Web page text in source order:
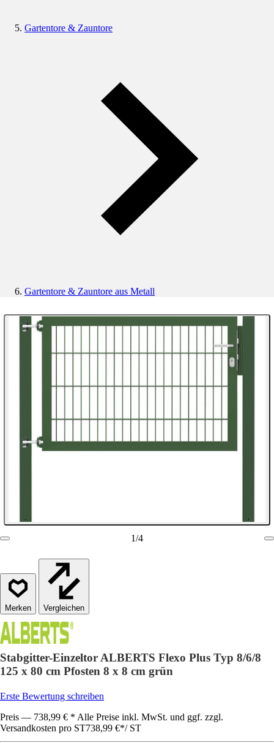
Gartentore & Zauntore
Gartentore & Zauntore aus Metall
1/4
Vergleichen
Stabgitter-Einzeltor ALBERTS Flexo Plus Typ 8/6/8
125 x 80 cm Pfosten 8 x 8 cm grün
Erste Bewertung schreiben
Preis — 738,99 € * Alle Preise inkl. MwSt. und ggf. zzgl.
Versandkosten pro ST738,99 €*/ ST